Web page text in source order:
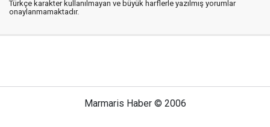
Türkçe karakter kullanılmayan ve büyük harflerle yazılmış yorumlar
onaylanmamaktadır.
Marmaris Haber © 2006